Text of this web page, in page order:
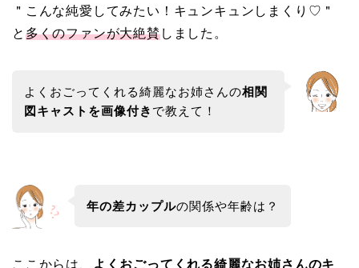
＂こんな純愛してみたい！キュンキュンしまくり♡＂
と 多くのファンが大絶賛しました。
よくおごってくれる綺麗なお姉さんの相関
図キャストを画像付き で教えて！
年の差カップルの関係や年齢は？
ここからは、
よくおごってくれる綺麗なお姉さんのキ